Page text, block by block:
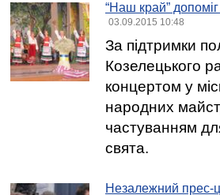
“Наш край”
03.09.2015 10:48
За підтримки
Козелецького
концертом у
народних
частуванням
свята.
Незалежний прес-